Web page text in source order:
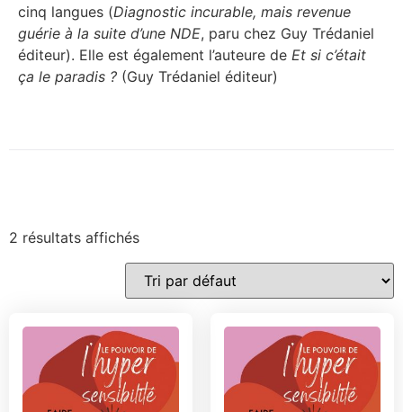
cinq langues (Diagnostic incurable, mais revenue
guérie à la suite d’une NDE, paru chez Guy Trédaniel
éditeur). Elle est également l’auteure de Et si c’était
ça le paradis ? (Guy Trédaniel éditeur)
2 résultats affichés